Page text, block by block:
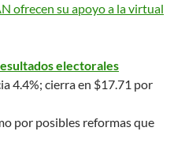
ofrecen su apoyo a la virtual
electorales
4.4%; cierra en $17.71 por
por posibles reformas que